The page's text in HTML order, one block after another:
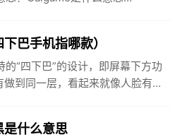
巴手机指哪款）
“四下巴”的设计，即屏幕下方功
到同一层，看起来就像人脸有四
是什么意思